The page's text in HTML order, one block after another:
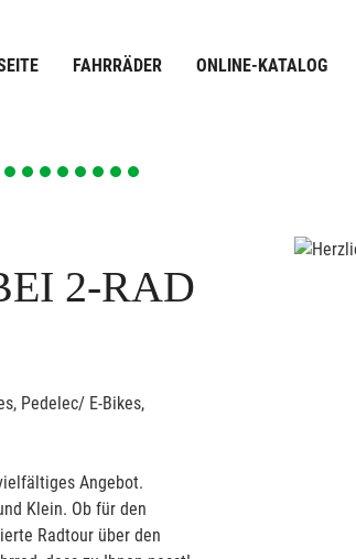
FAHRRÄDER ONLINE-KATALOG
2-RAD
Pedelec/ E-Bikes,
Angebot.
Klein. Ob für den
Radtour über den